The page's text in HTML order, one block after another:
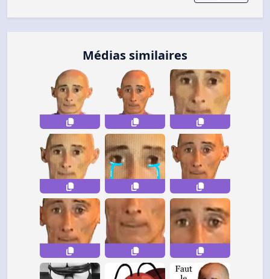
Médias similaires